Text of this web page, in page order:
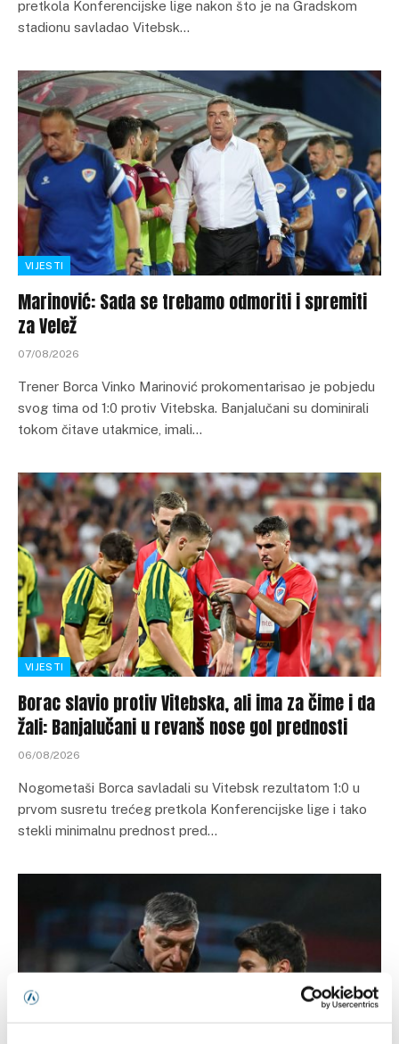
pretkola Konferencijske lige nakon što je na Gradskom
stadionu savladao Vitebsk…
VIJESTI
Marinović: Sada se trebamo odmoriti i spremiti
za Velež
07/08/2026
Trener Borca Vinko Marinović prokomentarisao je pobjedu
svog tima od 1:0 protiv Vitebska. Banjalučani su dominirali
tokom čitave utakmice, imali…
VIJESTI
Borac slavio protiv Vitebska, ali ima za čime i da
žali: Banjalučani u revanš nose gol prednosti
06/08/2026
Nogometaši Borca savladali su Vitebsk rezultatom 1:0 u
prvom susretu trećeg pretkola Konferencijske lige i tako
stekli minimalnu prednost pred…